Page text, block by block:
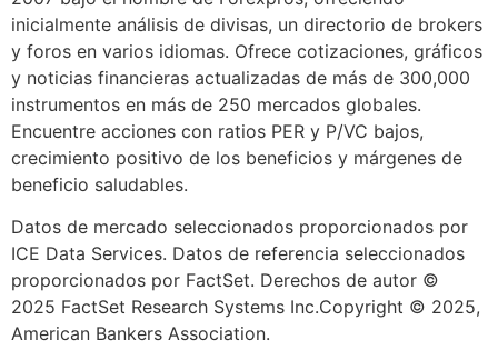
inicialmente análisis de divisas, un directorio de brokers
y foros en varios idiomas. Ofrece cotizaciones, gráficos
y noticias financieras actualizadas de más de 300,000
instrumentos en más de 250 mercados globales.
Encuentre acciones con ratios PER y P/VC bajos,
crecimiento positivo de los beneficios y márgenes de
beneficio saludables.
Datos de mercado seleccionados proporcionados por
ICE Data Services. Datos de referencia seleccionados
proporcionados por FactSet. Derechos de autor ©
2025 FactSet Research Systems Inc.Copyright © 2025,
American Bankers Association.